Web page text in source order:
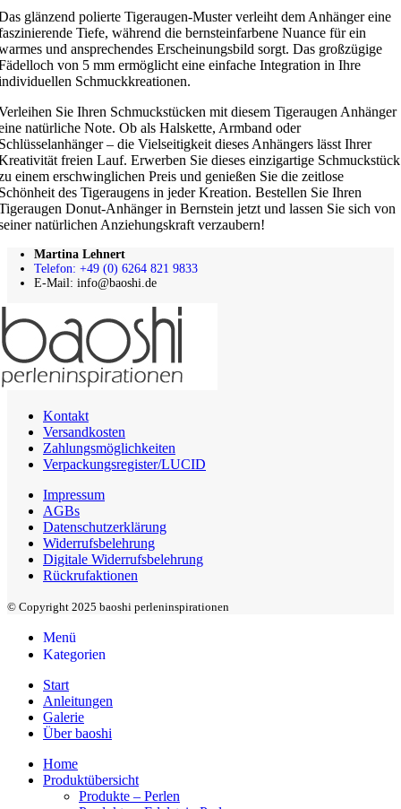
glänzend polierte Tigeraugen-Muster verleiht dem Anhänger eine
Tiefe, während die bernsteinfarbene Nuance für ein
und ansprechendes Erscheinungsbild sorgt. Das großzügige
von 5 mm ermöglicht eine einfache Integration in Ihre
Schmuckkreationen.
Sie Ihren Schmuckstücken mit diesem Tigeraugen Anhänger
natürliche Note. Ob als Halskette, Armband oder
– die Vielseitigkeit dieses Anhängers lässt Ihrer
freien Lauf. Erwerben Sie dieses einzigartige Schmuckstück
einem erschwinglichen Preis und genießen Sie die zeitlose
des Tigeraugens in jeder Kreation. Bestellen Sie Ihren
Donut-Anhänger in Bernstein jetzt und lassen Sie sich von
natürlichen Anziehungskraft verzaubern!
Martina Lehnert
Telefon: +49 (0) 6264 821 9833
E-Mail: info@baoshi.de
Kontakt
Versandkosten
Zahlungsmöglichkeiten
Verpackungsregister/LUCID
Impressum
AGBs
Datenschutzerklärung
Widerrufsbelehrung
Digitale Widerrufsbelehrung
Rückrufaktionen
© Copyright 2025 baoshi perleninspirationen
Menü
Kategorien
Start
Anleitungen
Galerie
Über baoshi
Home
Produktübersicht
Produkte – Perlen